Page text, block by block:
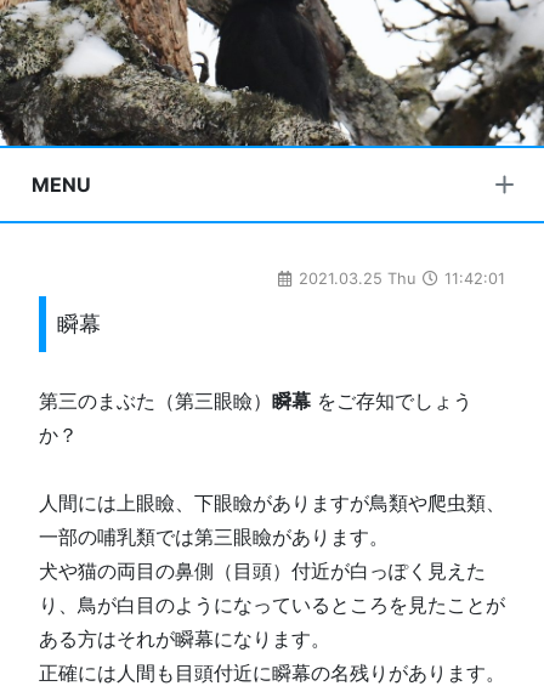
MENU
2021.03.25 Thu 11:42:01
瞬幕
第三のまぶた（第三眼瞼） 瞬幕 をご存知でしょう
か？
人間には上眼瞼、下眼瞼がありますが鳥類や爬虫類、
一部の哺乳類では第三眼瞼があります。
犬や猫の両目の鼻側（目頭）付近が白っぽく見えた
り、鳥が白目のようになっているところを見たことが
ある方はそれが瞬幕になります。
正確には人間も目頭付近に瞬幕の名残りがあります。